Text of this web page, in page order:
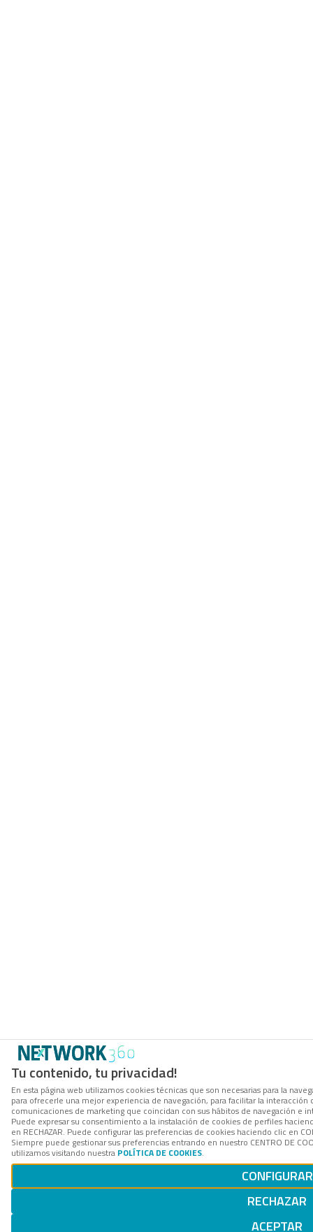
Tu contenido, tu privacidad!
En esta página web utilizamos cookies técnicas que son necesarias para la
para ofrecerle una mejor experiencia de navegación, para facilitar la
comunicaciones de marketing que coincidan con sus hábitos de navegación e
Puede expresar su consentimiento a la instalación de cookies de perfiles
en RECHAZAR. Puede configurar las preferencias de cookies haciendo clic en
Siempre puede gestionar sus preferencias entrando en nuestro CENTRO DE
utilizamos visitando nuestra POLÍTICA DE COOKIES.
CONFIGURAR
RECHAZAR
ACEPTAR